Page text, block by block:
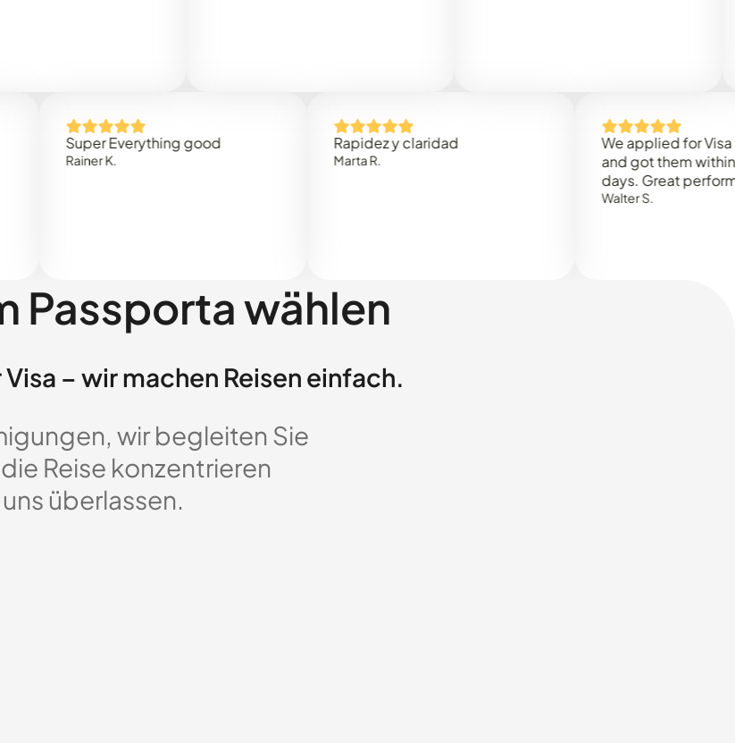
Super Everything good Rapidez y claridad
We applied for Visa to
and got them within 3
days. Great performance!
Walter S.
Passporta wählen
Visa – wir machen Reisen einfach.
wir begleiten Sie
Reise konzentrieren
überlassen.